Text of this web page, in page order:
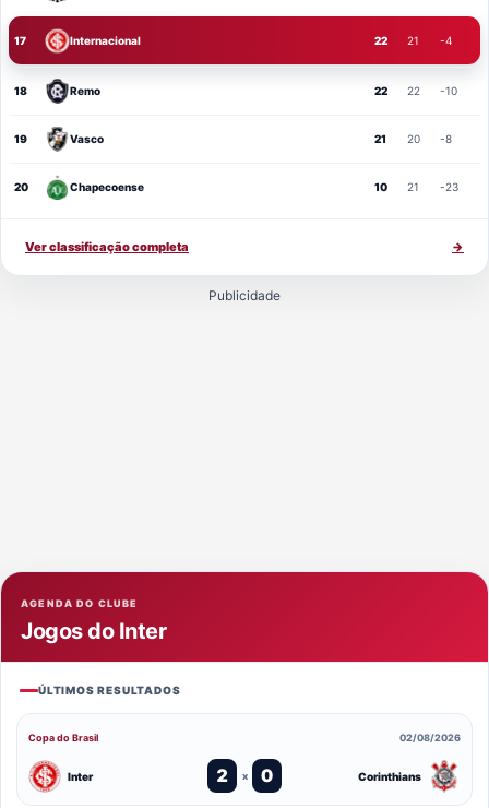
17 Internacional 22 21 -4
18 Remo 22 22 -10
19 Vasco 21 20 -8
20 Chapecoense 10 21 -23
Ver classificação completa →
Publicidade
AGENDA DO CLUBE
Jogos do Inter
ÚLTIMOS RESULTADOS
Copa do Brasil 02/08/2026
Inter 2 x 0 Corinthians